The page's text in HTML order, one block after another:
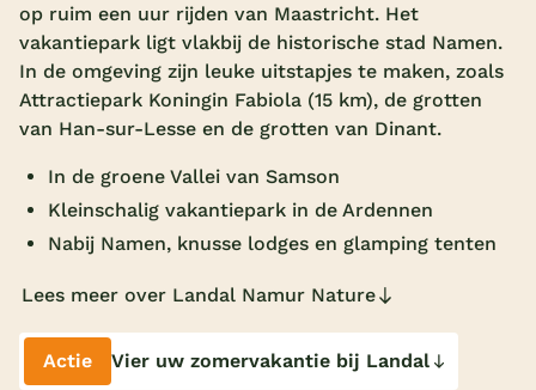
Subtropisch zwembad
Overdekt zwembad
Wildwaterbaan
Alle populaire faciliteiten
Keuzehulp
op ruim een uur rijden van Maastricht. Het
vakantiepark ligt vlakbij de historische stad Namen.
In de omgeving zijn leuke uitstapjes te maken, zoals
Attractiepark Koningin Fabiola (15 km), de grotten
van Han-sur-Lesse en de grotten van Dinant.
In de groene Vallei van Samson
Kleinschalig vakantiepark in de Ardennen
Nabij Namen, knusse lodges en glamping tenten
Lees meer over Landal Namur Nature
Actie Vier uw zomervakantie bij Landal